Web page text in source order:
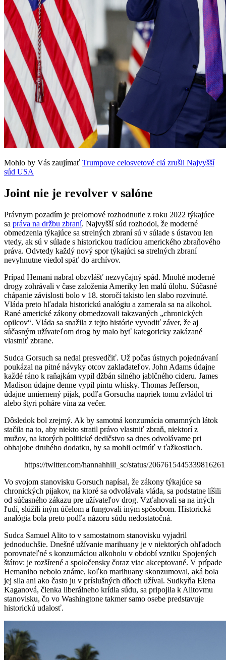
Mohlo by Vás zaujímať Trumpove celosvetové clá zrušil Najvyšší
súd USA
Joint nie je revolver v salóne
Právnym pozadím je prelomové rozhodnutie z roku 2022 týkajúce
sa práva na držbu zbraní. Najvyšší súd rozhodol, že moderné
obmedzenia týkajúce sa strelných zbraní sú v súlade s ústavou len
vtedy, ak sú v súlade s historickou tradíciou amerického zbraňového
práva. Odvtedy každý nový spor týkajúci sa strelných zbraní
nevyhnutne viedol späť do archívov.
Prípad Hemani nabral obzvlášť nezvyčajný spád. Mnohé moderné
drogy zohrávali v čase založenia Ameriky len malú úlohu. Súčasné
chápanie závislosti bolo v 18. storočí takisto len slabo rozvinuté.
Vláda preto hľadala historickú analógiu a zamerala sa na alkohol.
Rané americké zákony obmedzovali takzvaných „chronických
opilcov“. Vláda sa snažila z tejto histórie vyvodiť záver, že aj
súčasným užívateľom drog by malo byť kategoricky zakázané
vlastniť zbrane.
Sudca Gorsuch sa nedal presvedčiť. Už počas ústnych pojednávaní
poukázal na pitné návyky otcov zakladateľov. John Adams údajne
každé ráno k raňajkám vypil džbán silného jablčného cideru. James
Madison údajne denne vypil pintu whisky. Thomas Jefferson,
údajne umiernený pijak, podľa Gorsucha napriek tomu zvládol tri
alebo štyri poháre vína za večer.
Dôsledok bol zrejmý. Ak by samotná konzumácia omamných látok
stačila na to, aby niekto stratil právo vlastniť zbraň, niektorí z
mužov, na ktorých politické dedičstvo sa dnes odvolávame pri
obhajobe druhého dodatku, by sa mohli ocitnúť v ťažkostiach.
https://twitter.com/hannahhill_sc/status/2067615445339816261
Vo svojom stanovisku Gorsuch napísal, že zákony týkajúce sa
chronických pijakov, na ktoré sa odvolávala vláda, sa podstatne líšili
od súčasného zákazu pre užívateľov drog. Vzťahovali sa na iných
ľudí, slúžili iným účelom a fungovali iným spôsobom. Historická
analógia bola preto podľa názoru súdu nedostatočná.
Sudca Samuel Alito to v samostatnom stanovisku vyjadril
jednoduchšie. Dnešné užívanie marihuany je v niektorých ohľadoch
porovnateľné s konzumáciou alkoholu v období vzniku Spojených
štátov: je rozšírené a spoločensky čoraz viac akceptované. V prípade
Hemaniho nebolo známe, koľko marihuany skonzumoval, aká bola
jej sila ani ako často ju v príslušných dňoch užíval. Sudkyňa Elena
Kaganová, členka liberálneho krídla súdu, sa pripojila k Alitovmu
stanovisku, čo vo Washingtone takmer samo osebe predstavuje
historickú udalosť.